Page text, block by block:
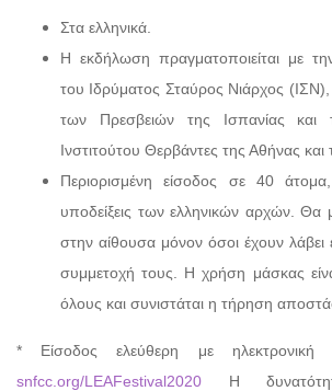
Στα ελληνικά.
H εκδήλωση πραγματοποιείται με
του Ιδρύματος Σταύρος Νιάρχος
των Πρεσβειών της Ισπανίας και
Iνστιτούτου Θερβάντες της Αθήνας
Περιορισμένη είσοδος σε 40
υποδείξεις των ελληνικών αρχών.
στην αίθουσα μόνον όσοι έχουν λάβει
συμμετοχή τους. Η χρήση μάσκας
όλους και συνιστάται η τήρηση
* Είσοδος ελεύθερη με ηλεκτρονική
snfcc.org/LEAFestival2020 Η